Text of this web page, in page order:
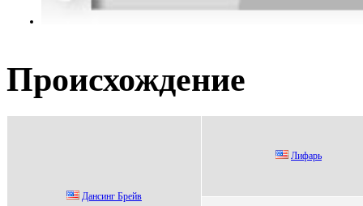
Происхождение
Дaнcинг Брейв
Лифapь